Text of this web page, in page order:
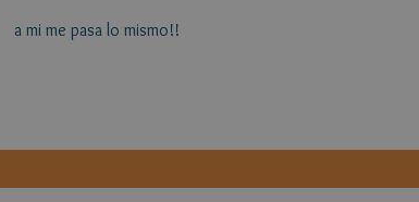
a mi me pasa lo mismo!!